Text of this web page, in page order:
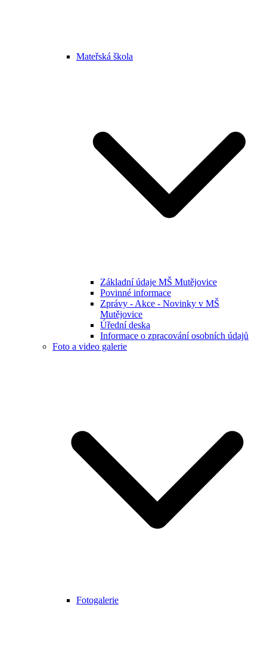
Mateřská škola
Základní údaje MŠ Mutějovice
Povinné informace
Zprávy - Akce - Novinky v MŠ
Mutějovice
Úřední deska
Informace o zpracování osobních údajů
Foto a video galerie
Fotogalerie